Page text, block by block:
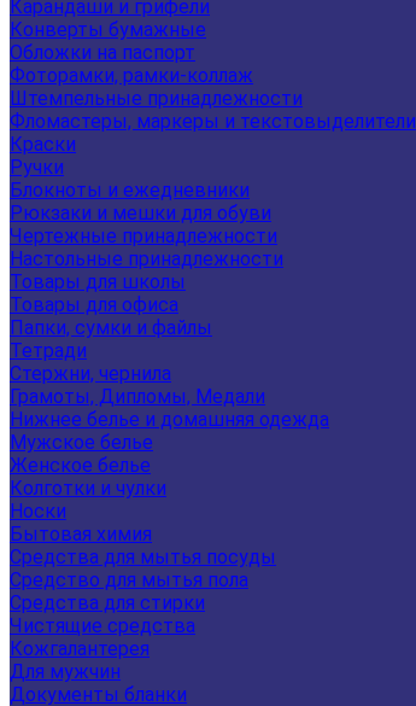
Карандаши и грифели
Конверты бумажные
Обложки на паспорт
Фоторамки, рамки-коллаж
Штемпельные принадлежности
Фломастеры, маркеры и текстовыделители
Краски
Ручки
Блокноты и ежедневники
Рюкзаки и мешки для обуви
Чертежные принадлежности
Настольные принадлежности
Товары для школы
Товары для офиса
Папки, сумки и файлы
Тетради
Стержни, чернила
Грамоты, Дипломы, Медали
Нижнее белье и домашняя одежда
Мужское белье
Женское белье
Колготки и чулки
Носки
Бытовая химия
Средства для мытья посуды
Средство для мытья пола
Средства для стирки
Чистящие средства
Кожгалантерея
Для мужчин
Документы бланки